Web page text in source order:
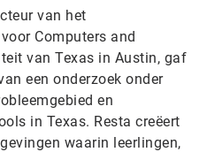
van het
Computers and
van Texas in Austin, gaf
een onderzoek onder
en
in Texas. Resta creëert
waarin leerlingen,